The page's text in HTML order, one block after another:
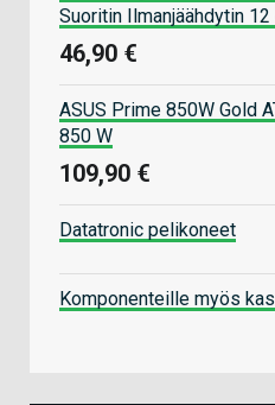
Suoritin Ilmanjäähdytin
46,90 €
ASUS Prime 850W Gold
850 W
109,90 €
Datatronic pelikoneet
Komponenteille myös